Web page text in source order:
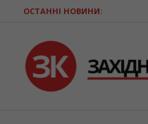
ОСТАННІ НОВИНИ: Жара